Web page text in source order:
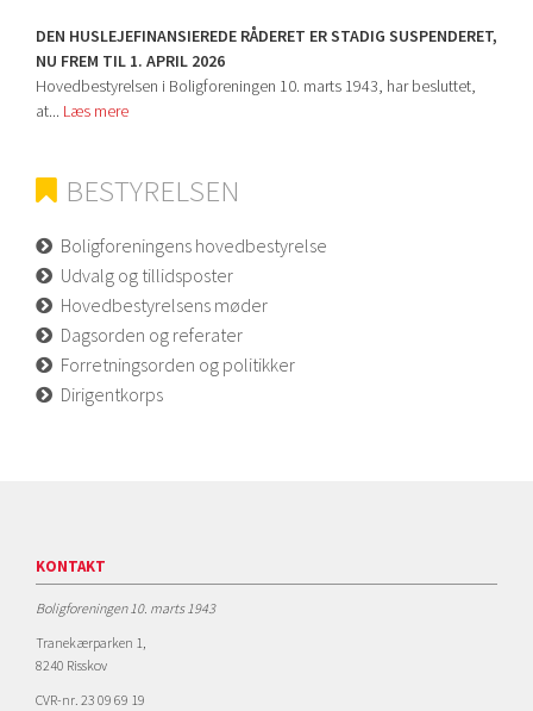
DEN HUSLEJEFINANSIEREDE RÅDERET ER STADIG SUSPENDERET,
NU FREM TIL 1. APRIL 2026
Hovedbestyrelsen i Boligforeningen 10. marts 1943, har besluttet,
at... Læs mere
BESTYRELSEN
Boligforeningens hovedbestyrelse
Udvalg og tillidsposter
Hovedbestyrelsens møder
Dagsorden og referater
Forretningsorden og politikker
Dirigentkorps
KONTAKT
Boligforeningen 10. marts 1943
Tranekærparken 1,
8240 Risskov
CVR-nr. 23 09 69 19